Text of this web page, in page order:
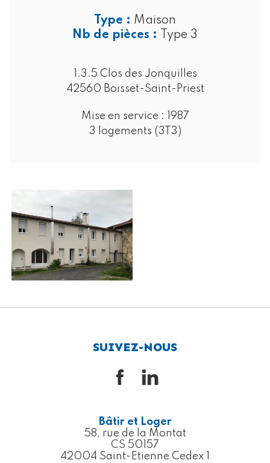
Type : Maison
Nb de pièces :
Type 3
1.3.5 Clos des Jonquilles
42560 Boisset-Saint-Priest
Mise en service :
1987
3 logements (3T3)
SUIVEZ-NOUS
Bâtir et Loger
58, rue de la Montat
CS 50157
42004 Saint-Etienne Cedex 1